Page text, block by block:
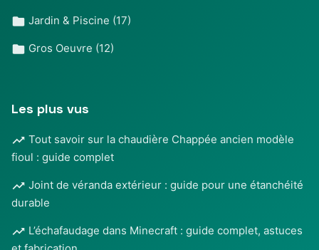
Jardin & Piscine (17)
Gros Oeuvre (12)
Les plus vus
Tout savoir sur la chaudière Chappée ancien modèle
fioul : guide complet
Joint de véranda extérieur : guide pour une étanchéité
durable
L’échafaudage dans Minecraft : guide complet, astuces